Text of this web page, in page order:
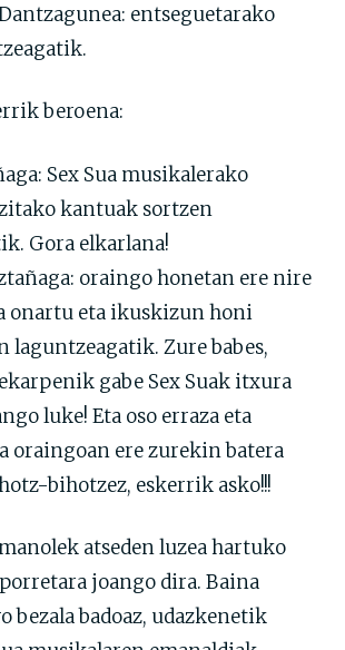
entseguetarako
beroena:
Sex Sua musikalerako
kantuak sortzen
Gora elkarlana!
oraingo honetan ere nire
onartu eta ikuskizun honi
laguntzeagatik. Zure babes,
gabe Sex Suak itxura
luke! Eta oso erraza eta
oraingoan ere zurekin batera
bihotzez, eskerrik asko!!!
atseden luzea hartuko
joango dira. Baina
bezala badoaz, udazkenetik